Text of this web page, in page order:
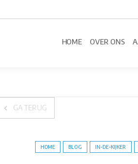
HOME OVER ONS
GA TERUG
HOME BLOG IN-DE-KIJKER